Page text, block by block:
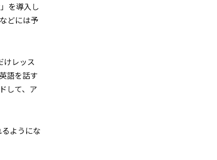
を導入し
どには予
けレッス
語を話す
して、ア
ようにな